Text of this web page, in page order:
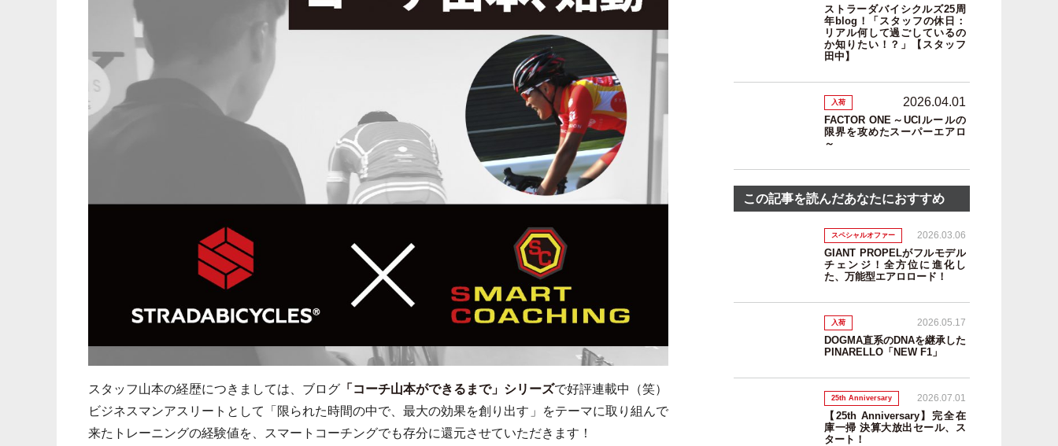
スタッフ山本の経歴につきましては、ブログ 「コーチ山本ができるまで」シリーズで好評連載中（笑）
ビジネスマンアスリートとして「限られた時間の中で、最大の効果を創り出す」をテーマに取り組んで
来たトレーニングの経験値を、スマートコーチングでも存分に還元させていただきます！
ストラーダバイシクルズ25周
年blog！「スタッフの休日：
リアル何して過ごしているの
か知りたい！？」【スタッフ
田中】
入荷 2026.04.01
FACTOR ONE～UCIルールの
限界を攻めたスーパーエアロ
～
この記事を読んだあなたにおすすめ
スペシャルオファー 2026.03.06
GIANT PROPELがフルモデル
チェンジ！全方位に進化し
た、万能型エアロロード！
入荷 2026.05.17
DOGMA直系のDNAを継承した
PINARELLO「NEW F1」
25th Anniversary 2026.07.01
【25th Anniversary】完全在
庫一掃 決算大放出セール、ス
タート！